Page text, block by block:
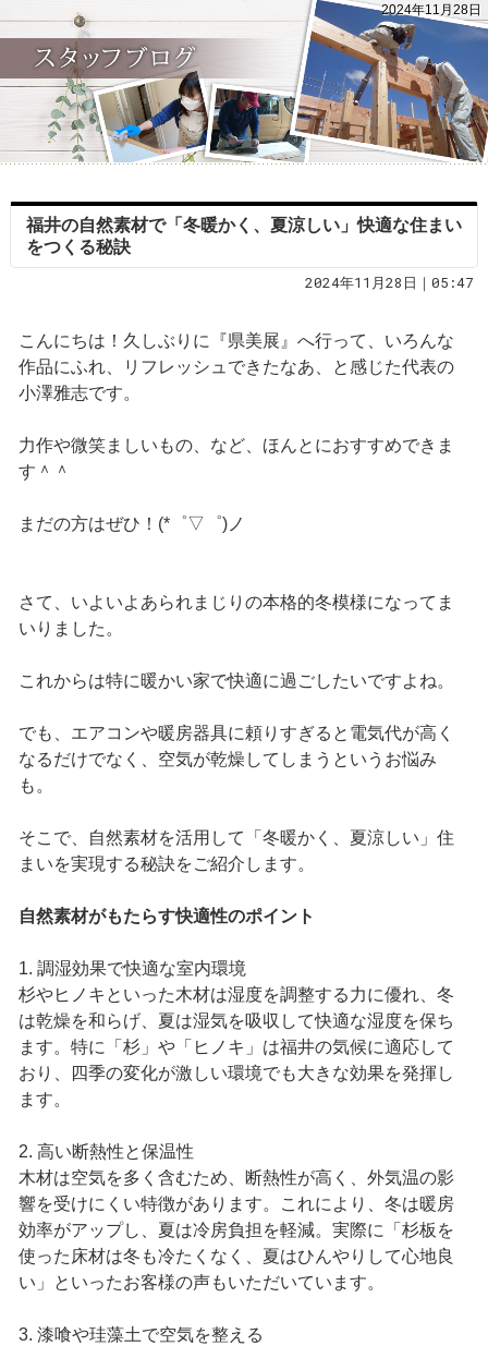
2024年11月28日
福井の自然素材で「冬暖かく、夏涼しい」快適な住まい
をつくる秘訣
2024年11月28日｜05:47
こんにちは！久しぶりに『県美展』へ行って、いろんな
作品にふれ、リフレッシュできたなあ、と感じた代表の
小澤雅志です。
力作や微笑ましいもの、など、ほんとにおすすめできま
す＾＾
まだの方はぜひ！(*゜▽゜)ノ
さて、いよいよあられまじりの本格的冬模様になってま
いりました。
これからは特に暖かい家で快適に過ごしたいですよね。
でも、エアコンや暖房器具に頼りすぎると電気代が高く
なるだけでなく、空気が乾燥してしまうというお悩み
も。
そこで、自然素材を活用して「冬暖かく、夏涼しい」住
まいを実現する秘訣をご紹介します。
自然素材がもたらす快適性のポイント
1. 調湿効果で快適な室内環境
杉やヒノキといった木材は湿度を調整する力に優れ、冬
は乾燥を和らげ、夏は湿気を吸収して快適な湿度を保ち
ます。特に「杉」や「ヒノキ」は福井の気候に適応して
おり、四季の変化が激しい環境でも大きな効果を発揮し
ます。
2. 高い断熱性と保温性
木材は空気を多く含むため、断熱性が高く、外気温の影
響を受けにくい特徴があります。これにより、冬は暖房
効率がアップし、夏は冷房負担を軽減。実際に「杉板を
使った床材は冬も冷たくなく、夏はひんやりして心地良
い」といったお客様の声もいただいています。
3. 漆喰や珪藻土で空気を整える